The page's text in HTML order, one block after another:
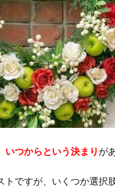
いつからという決まり が
ですが、いくつか選択